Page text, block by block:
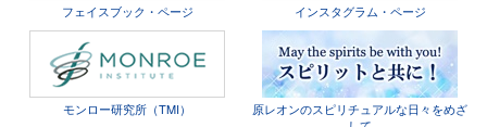
フェイスブック・ページ インスタグラム・ページ
モンロー研究所（TMI）
原レオンのスピリチュアルな日々をめざ